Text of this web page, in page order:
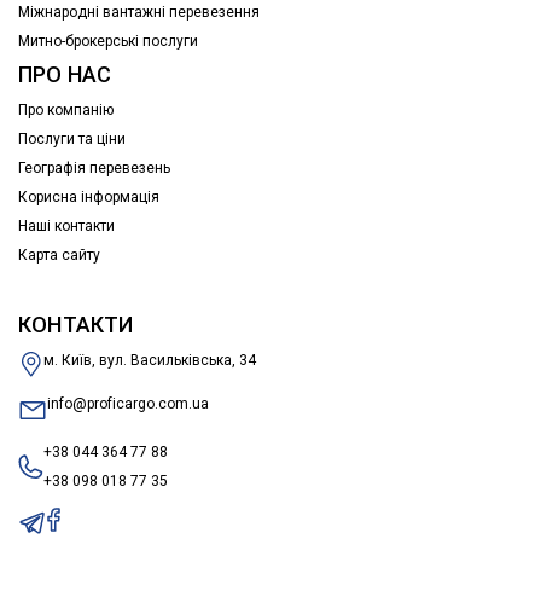
Міжнародні вантажні перевезення
Митно-брокерські послуги
ПРО НАС
Про компанію
Послуги та ціни
Географія перевезень
Корисна інформація
Наші контакти
Карта сайту
КОНТАКТИ
м. Київ, вул. Васильківська, 34
info@proficargo.com.ua
+38 044 364 77 88
+38 098 018 77 35